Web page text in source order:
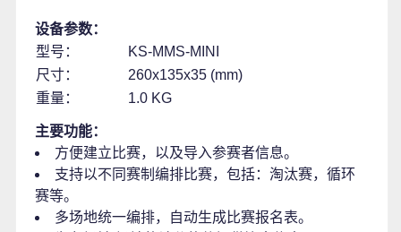
设备参数：
型号：
KS-MMS-MINI
尺寸：
260x135x35 (mm)
重量：
1.0 KG
主要功能：
方便建立比赛，以及导入参赛者信息。
支持以不同赛制编排比赛，包括：淘汰赛，循环
赛等。
多场地统一编排，自动生成比赛报名表。